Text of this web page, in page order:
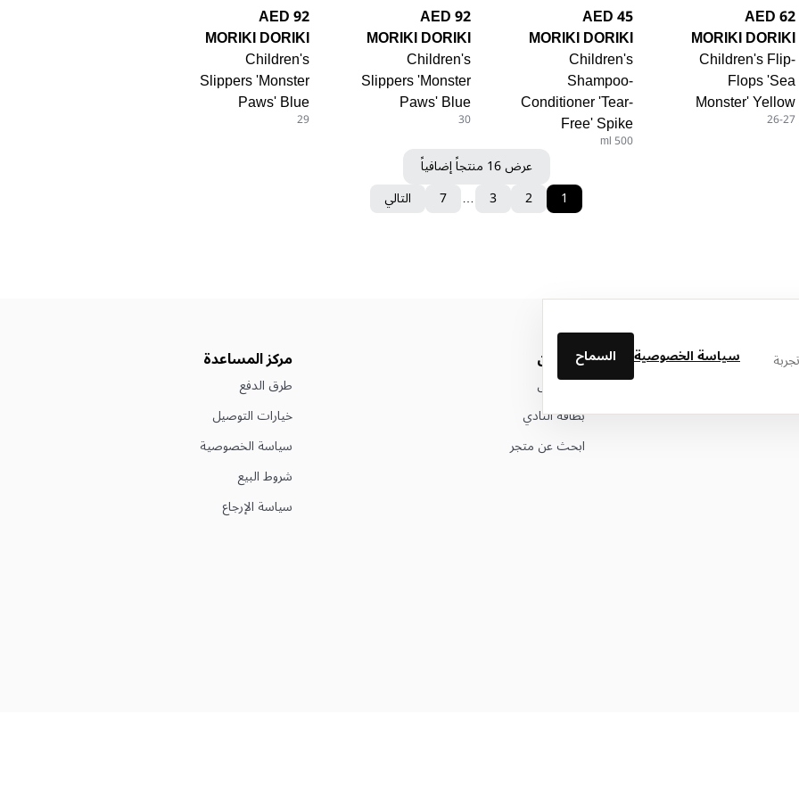
62 AED
MORIKI DORIKI
Children's Flip-
Flops 'Sea
Monster' Yellow
26-27
45 AED
MORIKI DORIKI
Children's
Shampoo-
Conditioner 'Tear-
Free' Spike
500 ml
92 AED
MORIKI DORIKI
Children's
Slippers 'Monster
Paws' Blue
30
92 AED
MORIKI DORIKI
Children's
Slippers 'Monster
Paws' Blue
29
عرض 16 منتجاً إضافياً
1
2
3
…
7 التالي
سياسة الخصوصية السماحمن نحن
عن ليتوال
بطاقة النادي
ابحث عن متجر
مركز المساعدة
طرق الدفع
خيارات التوصيل
سياسة الخصوصية
شروط البيع
سياسة الإرجاع